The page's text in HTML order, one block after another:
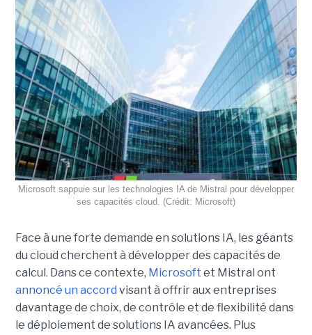
Microsoft sappuie sur les technologies IA de Mistral pour développer
ses capacités cloud. (Crédit: Microsoft)
Face à une forte demande en solutions IA, les géants
du cloud cherchent à développer des capacités de
calcul. Dans ce contexte, Microsoft et Mistral ont
annoncé un accord visant à offrir aux entreprises
davantage de choix, de contrôle et de flexibilité dans
le déploiement de solutions IA avancées. Plus